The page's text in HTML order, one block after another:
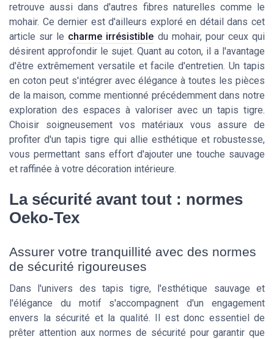
retrouve aussi dans d'autres fibres naturelles comme le
mohair. Ce dernier est d'ailleurs exploré en détail dans cet
article sur le charme irrésistible du mohair, pour ceux qui
désirent approfondir le sujet. Quant au coton, il a l'avantage
d'être extrêmement versatile et facile d'entretien. Un tapis
en coton peut s'intégrer avec élégance à toutes les pièces
de la maison, comme mentionné précédemment dans notre
exploration des espaces à valoriser avec un tapis tigre.
Choisir soigneusement vos matériaux vous assure de
profiter d'un tapis tigre qui allie esthétique et robustesse,
vous permettant sans effort d'ajouter une touche sauvage
et raffinée à votre décoration intérieure.
La sécurité avant tout : normes
Oeko-Tex
Assurer votre tranquillité avec des normes
de sécurité rigoureuses
Dans l'univers des tapis tigre, l'esthétique sauvage et
l'élégance du motif s'accompagnent d'un engagement
envers la sécurité et la qualité. Il est donc essentiel de
prêter attention aux normes de sécurité pour garantir que